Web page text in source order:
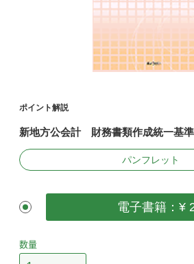
ポイント解説
新地方公会計 財務書類作成統一基準
パンフレット
電子書籍：¥
数量